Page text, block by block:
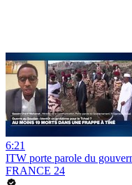
6:21
ITW porte parole du
FRANCE 24